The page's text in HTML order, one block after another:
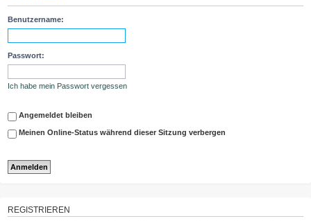
Benutzername:
Passwort:
Ich habe mein Passwort vergessen
Angemeldet bleiben
Meinen Online-Status während dieser Sitzung verbergen
REGISTRIEREN